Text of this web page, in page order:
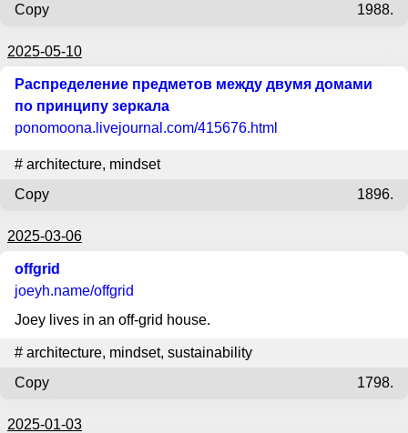
Copy
1988.
2025-05-10
Распределение предметов между двумя домами
по принципу зеркала
ponomoona.livejournal.com/415676.html
# architecture, mindset
Copy
1896.
2025-03-06
offgrid
joeyh.name/offgrid
Joey lives in an off-grid house.
# architecture, mindset, sustainability
Copy
1798.
2025-01-03